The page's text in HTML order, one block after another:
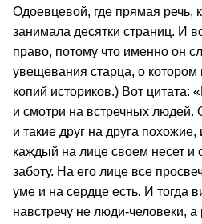
Одоевцевой, где прямая речь,
занимала десятки страниц. И
право, потому что именно он
увещевания старца, о котором
копий историков.) Вот цитата:
и смотри на встречных людей.
и такие друг на друга
каждый на лице своем несет
заботу. На его лице все
уме и на сердце есть. И тогда
навстречу не люди-человеки,